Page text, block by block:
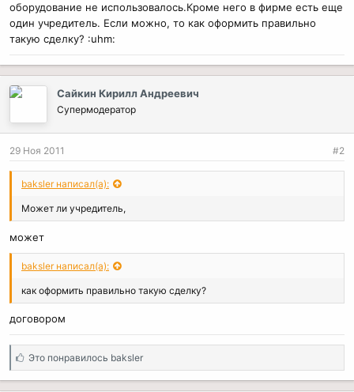
оборудование не использовалось.Кроме него в фирме есть еще
один учредитель. Если можно, то как оформить правильно
такую сделку? :uhm:
Сайкин Кирилл Андреевич
Супермодератор
29 Ноя 2011 #2
baksler написал(а):
Может ли учредитель,
может
baksler написал(а):
как оформить правильно такую сделку?
договором
С
и
Это понравилось baksler